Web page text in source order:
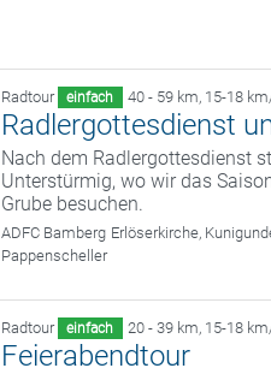
Radtour einfach 40 - 59 km, 15-18
Radlergottesdienst
Nach dem Radlergottesdienst
Unterstürmig, wo wir das
Grube besuchen.
ADFC Bamberg Erlöserkirche,
Pappenscheller
Radtour einfach 20 - 39 km, 15-18
Feierabendtour